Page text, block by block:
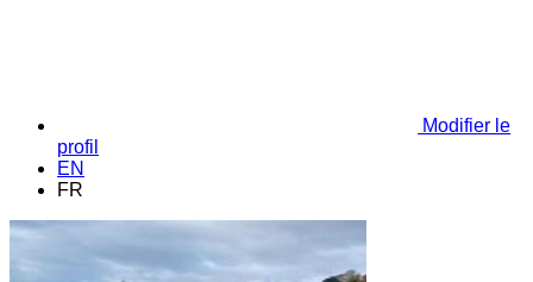
Modifier le
profil
EN
FR